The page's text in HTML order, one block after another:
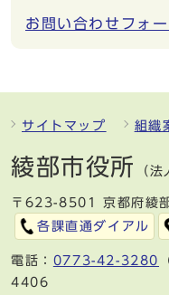
お問い合わせフォー
サイトマップ 組織
綾部市役所 （
〒623-8501 京都府綾
各課直通ダイアル
電話： 0773-42-3280
4406